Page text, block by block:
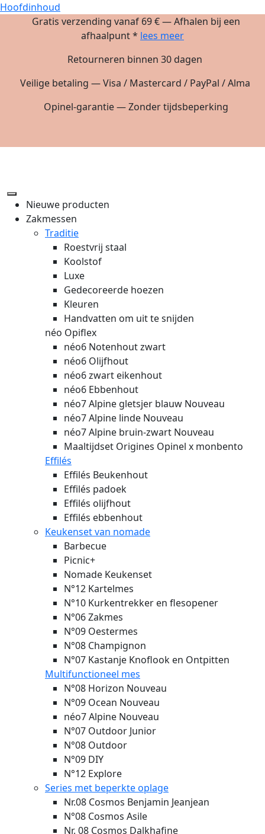
Hoofdinhoud
Gratis verzending vanaf 69 € — Afhalen bij een
afhaalpunt * lees meer
Retourneren binnen 30 dagen
Veilige betaling — Visa / Mastercard / PayPal / Alma
Opinel-garantie — Zonder tijdsbeperking
Nieuwe producten
Zakmessen
Traditie
Roestvrij staal
Koolstof
Luxe
Gedecoreerde hoezen
Kleuren
Handvatten om uit te snijden
néo Opiflex
néo6 Notenhout zwart
néo6 Olijfhout
néo6 zwart eikenhout
néo6 Ebbenhout
néo7 Alpine gletsjer blauw Nouveau
néo7 Alpine linde Nouveau
néo7 Alpine bruin-zwart Nouveau
Maaltijdset Origines Opinel x monbento
Effilés
Effilés Beukenhout
Effilés padoek
Effilés olijfhout
Effilés ebbenhout
Keukenset van nomade
Barbecue
Picnic+
Nomade Keukenset
N°12 Kartelmes
N°10 Kurkentrekker en flesopener
N°06 Zakmes
N°09 Oestermes
N°08 Champignon
N°07 Kastanje Knoflook en Ontpitten
Multifunctioneel mes
N°08 Horizon Nouveau
N°09 Ocean Nouveau
néo7 Alpine Nouveau
N°07 Outdoor Junior
N°08 Outdoor
N°09 DIY
N°12 Explore
Series met beperkte oplage
Nr.08 Cosmos Benjamin Jeanjean
N°08 Cosmos Asile
Nr. 08 Cosmos Dalkhafine